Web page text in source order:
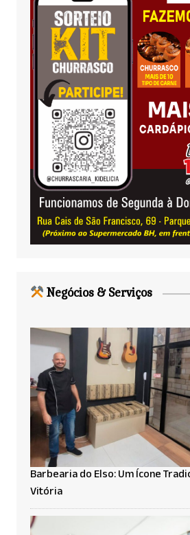
Negócios & Serviços
Barbearia do Elso: Um Ícone
Vitória